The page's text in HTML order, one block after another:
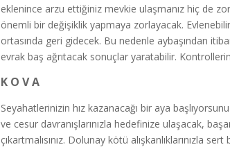
eklenince arzu ettiğiniz mevkie ulaşmanız hiç de
önemli bir değişiklik yapmaya zorlayacak.
ortasında geri gidecek. Bu nedenle aybaşından
evrak baş ağrıtacak sonuçlar yaratabilir.
K O V A
Seyahatlerinizin hız kazanacağı bir aya
ve cesur davranışlarınızla hedefinize ulaşacak,
çıkartmalısınız. Dolunay kötü alışkanlıklarınızla